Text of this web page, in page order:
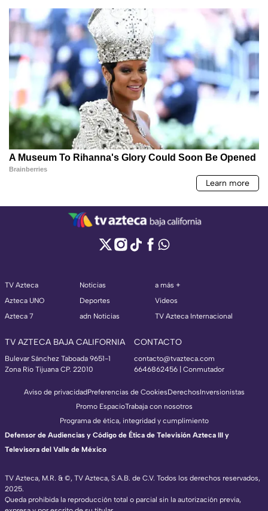
TV Azteca
Azteca UNO
Azteca 7
Noticias
Deportes
adn Noticias
a más +
Videos
TV Azteca Internacional
TV AZTECA BAJA CALIFORNIA
Bulevar Sánchez Taboada 9651-1
Zona Río Tijuana CP. 22010
CONTACTO
contacto@tvazteca.com
6646862456 | Conmutador
TV Azteca, M.R. & ©, TV Azteca, S.A.B. de C.V. Todos los derechos reservados,
2025.
Queda prohibida la reproducción total o parcial sin la autorización previa,
Aviso de privacidadPreferencias de CookiesDerechosInversionistas
Promo EspacioTrabaja con nosotros
Programa de ética, integridad y cumplimiento
Defensor de Audiencias y Código de Ética de Televisión Azteca III y
Televisora del Valle de México